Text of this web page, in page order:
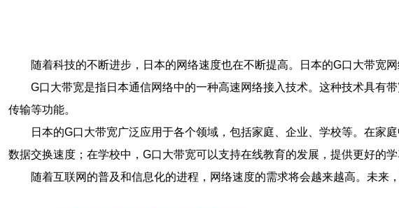
随着科技的不断进步，日本的网络速度也在不断提高。日本的G口大带宽
G口大带宽是指日本通信网络中的一种高速网络接入技术。这种技术具有
传输等功能。
日本的G口大带宽广泛应用于各个领域，包括家庭、企业、学校等。在家
数据交换速度；在学校中，G口大带宽可以支持在线教育的发展，提供更好的学
随着互联网的普及和信息化的进程，网络速度的需求将会越来越高。未来